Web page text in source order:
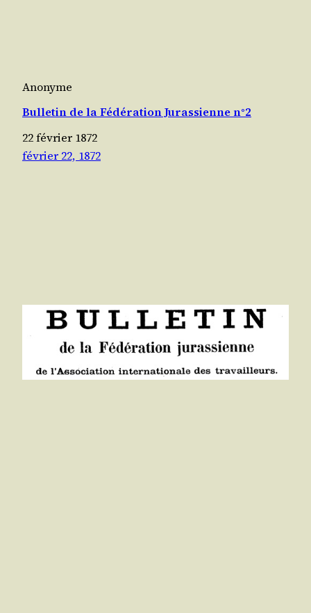
Anonyme
Bulletin de la Fédération Jurassienne n°2
22 février 1872
février 22, 1872